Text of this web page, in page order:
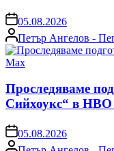
on05.08.2026
Posted
by
Петър Ангелов -
Проследяваме
Сийхоукс“ в
on05.08.2026
Posted